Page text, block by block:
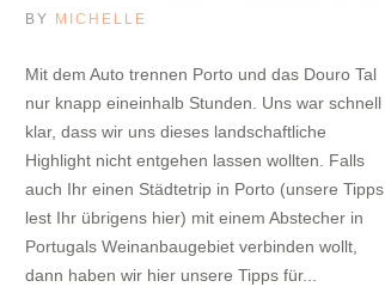
BY
MICHELLE
Mit dem Auto trennen Porto und das Douro Tal
nur knapp eineinhalb Stunden. Uns war schnell
klar, dass wir uns dieses landschaftliche
Highlight nicht entgehen lassen wollten. Falls
auch Ihr einen Städtetrip in Porto (unsere Tipps
lest Ihr übrigens hier) mit einem Abstecher in
Portugals Weinanbaugebiet verbinden wollt,
dann haben wir hier unsere Tipps für...